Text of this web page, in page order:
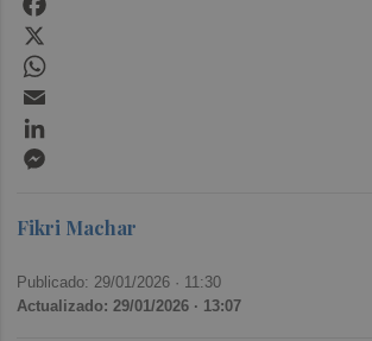
Fikri Machar
Publicado: 29/01/2026 · 11:30
Actualizado: 29/01/2026 · 13:07